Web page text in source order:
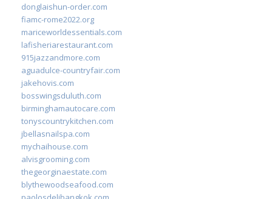
donglaishun-order.com
fiamc-rome2022.org
mariceworldessentials.com
lafisheriarestaurant.com
915jazzandmore.com
aguadulce-countryfair.com
jakehovis.com
bosswingsduluth.com
birminghamautocare.com
tonyscountrykitchen.com
jbellasnailspa.com
mychaihouse.com
alvisgrooming.com
thegeorginaestate.com
blythewoodseafood.com